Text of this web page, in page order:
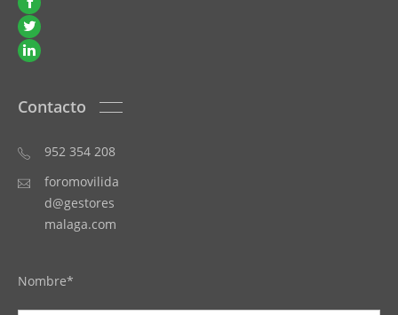
Contacto
952 354 208
foromovilida
d@gestores
malaga.com
Nombre*